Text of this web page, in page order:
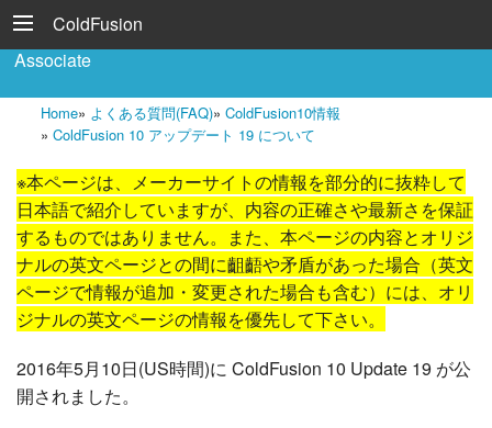
ColdFusion
Associate
Home» よくある質問(FAQ)»ColdFusion10情報
»ColdFusion 10 アップデート 19 について
※本ページは、メーカーサイトの情報を部分的に抜粋して
日本語で紹介していますが、内容の正確さや最新さを保証
するものではありません。また、本ページの内容とオリジ
ナルの英文ページとの間に齟齬や矛盾があった場合（英文
ページで情報が追加・変更された場合も含む）には、オリ
ジナルの英文ページの情報を優先して下さい。
2016年5月10日(US時間)に ColdFusion 10 Update 19 が公
開されました。